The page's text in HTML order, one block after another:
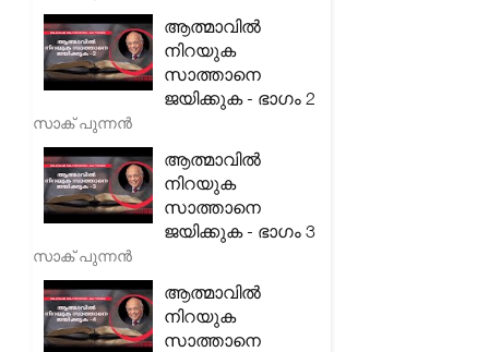
ആത്മാവിൽ
നിറയുക
സാത്താനെ
ജയിക്കുക - ഭാഗം 2
സാക് പുന്നൻ
ആത്മാവിൽ
നിറയുക
സാത്താനെ
ജയിക്കുക - ഭാഗം 3
സാക് പുന്നൻ
ആത്മാവിൽ
നിറയുക
സാത്താനെ